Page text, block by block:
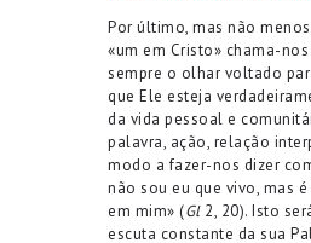
Por último, mas não
«um em Cristo» chama-
sempre o olhar voltado
que Ele esteja
da vida pessoal e
palavra, ação, relação
modo a fazer-nos dizer
não sou eu que vivo, mas
em mim» (Gl2, 20). Isto
escuta constante da sua